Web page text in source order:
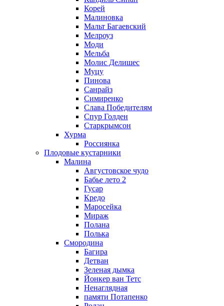
Корей
Малиновка
Мальт Багаевский
Мелроуз
Моди
Мельба
Молис Делишес
Муцу
Пинова
Санрайз
Симиренко
Слава Победителям
Спур Голден
Старкрымсон
Хурма
Россиянка
Плодовые кустарники
Малина
Августовское чудо
Бабье лето 2
Гусар
Кредо
Маросейка
Мираж
Полана
Полька
Смородина
Багира
Детван
Зеленая дымка
Йонкер ван Тетс
Ненаглядная
памяти Потапенко